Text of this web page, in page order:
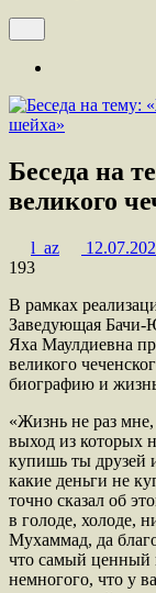
Беседа на
великого
l_az
193
В рамках
Заведующая Бачи-
Яха Маулдиевна
великого
биографию и
«Жизнь не раз
выход из которых
купишь ты друзей
какие деньги не
точно сказал об
в голоде, холоде,
Мухаммад, да
что самый ценный
немногого, что у